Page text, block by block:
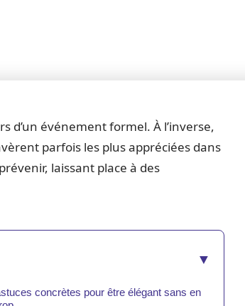
d’un événement formel. À l’inverse,
parfois les plus appréciées dans
laissant place à des
concrètes pour être élégant sans en